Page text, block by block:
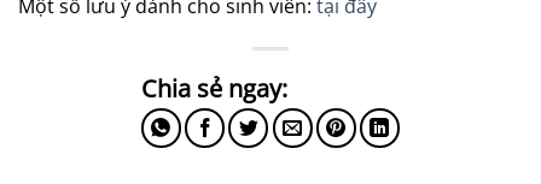
Một số lưu ý dành cho sinh viên: tại đây